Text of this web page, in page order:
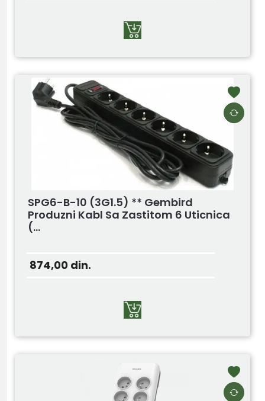
SPG6-B-10 (3G1.5) ** Gembird
Produzni Kabl Sa Zastitom 6 Uticnica
(...
874,00 din.